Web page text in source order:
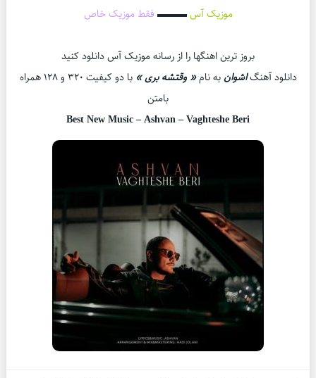
موزیک آس▬▬▬ فقط موزیک خاص
بروز ترین اهنگها را از رسانه موزیک آس دانلود کنید
دانلود آهنگاشوانبه نام« وقتشه بری »
با دو کیفیت ۳۲۰ و ۱۲۸ همراه
بامتن
Best New Music –Ashvan – Vaghteshe Beri